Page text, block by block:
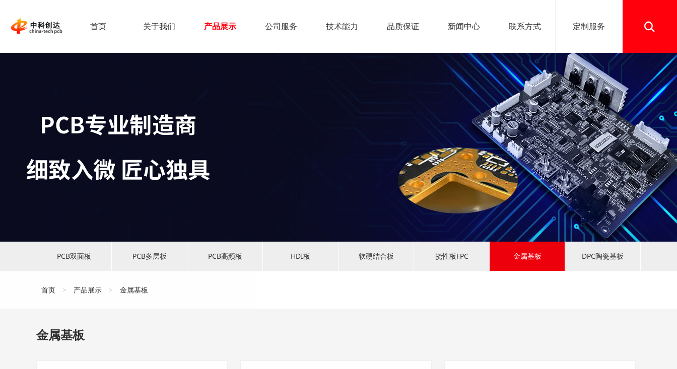
首页 关于我们 产品展示 公司服务 技术能力 品质保证 新闻中心 联系方式 定制服务
PCB双面板 PCB多层板 PCB高频板 HDI板 软硬结合板 挠性板FPC 金属基板 DPC陶瓷基板
首页 > 产品展示 > 金属基板
金属基板